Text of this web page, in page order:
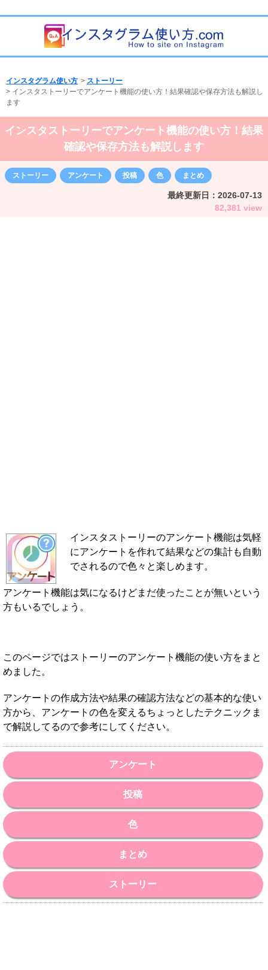
インスタグラム使い方 > ストーリー
> インスタストーリーでアンケート機能の使い方！結果確認や保存方法も解説し
ます
インスタストーリーでアンケート機能の使い方！結果
確認や保存方法も解説します
ストーリー アンケート 投稿 色 まとめ
最終更新日： 2026-07-13
82,381 view
インスタストーリーのアンケート機能は気軽
にアンケートを作れて結果などの集計も自動
でされるので色々と楽しめます。
アンケート機能は気になるけどまだ使ったことが無いという
方もいるでしょう。
このページではストーリーのアンケート機能の使い方をまと
めました。
アンケートの作成方法や結果の確認方法などの基本的な使い
方から、アンケートの色を変えるちょっとしたテクニックま
で解説してるので参考にしてください。
アンケート
投稿
色
まとめ
ストーリー